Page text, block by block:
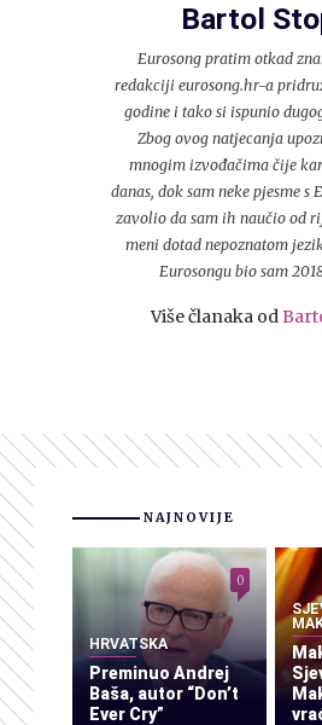
Bartol
Eurosong pratim otkad
redakciji eurosong.hr-a
godine i tako si ispunio
Zbog ovog natjecanja
mnogim izvođačima čije
danas, dok sam neke pjesme s
zavolio da sam ih naučio od
meni dotad nepoznatom
Eurosongu bio sam
Više članaka od
NAJNOVIJE
HRVATSKA
Preminuo Andrej
Baša, autor “Don’t
Ever Cry”
0